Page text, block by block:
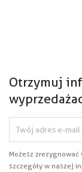
Otrzymuj
Możesz
szczegóły w naszej